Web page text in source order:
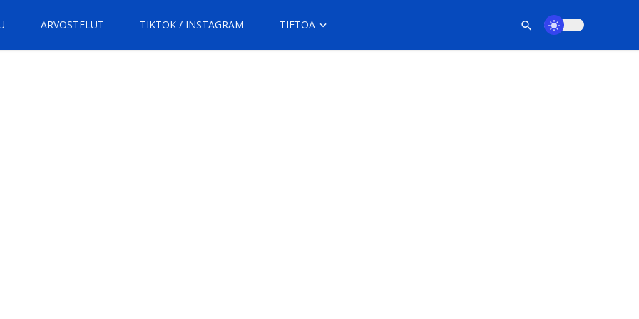
ARVOSTELUT TIKTOK / INSTAGRAM TIETOA